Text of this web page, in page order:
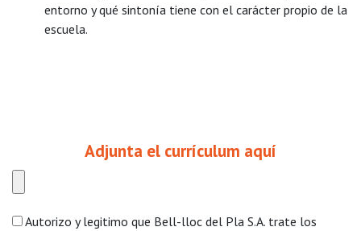
entorno y qué sintonía tiene con el carácter propio de la
escuela.
Adjunta el currículum aquí
Autorizo y legitimo que Bell-lloc del Pla S.A. trate los